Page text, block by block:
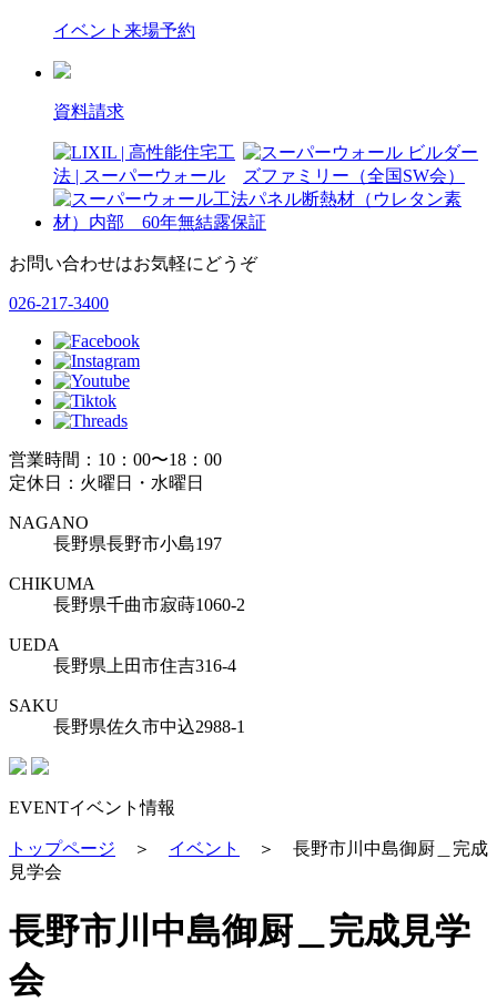
イベント来場予約
資料請求
お問い合わせはお気軽にどうぞ
026-217-3400
営業時間：10：00〜18：00
定休日：火曜日・水曜日
NAGANO
長野県長野市小島197
CHIKUMA
長野県千曲市寂蒔1060-2
UEDA
長野県上田市住吉316-4
SAKU
長野県佐久市中込2988-1
EVENTイベント情報
トップページ ＞ イベント ＞ 長野市川中島御厨＿完成
見学会
長野市川中島御厨＿完成見学
会